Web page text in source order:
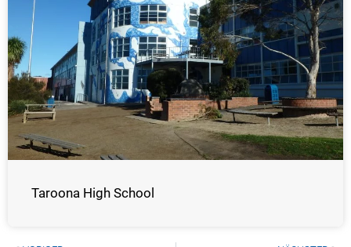
Taroona High School